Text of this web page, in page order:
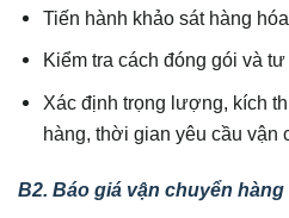
Tiến hành khảo sát hàng
Kiểm tra cách đóng gói và
Xác định trọng lượng, kích
hàng, thời gian yêu cầu vận
B2. Báo giá vận chuyển hàng